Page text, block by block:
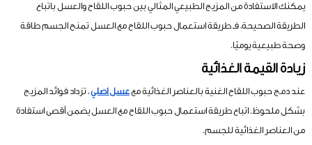
يمكنك الاستفادة من المزيج الطبيعي المثالي بين حبوب اللقاح والعسل باتباع
الطريقة الصحيحة، فـ طريقة استعمال حبوب اللقاح مع العسل تمنح الجسم طاقة
وصحة طبيعية يوميًا.
زيادة القيمة الغذائية
عند دمج حبوب اللقاح الغنية بالعناصر الغذائية مععسل اصلي، تزداد فوائد المزيج
بشكل ملحوظ. اتباع طريقة استعمال حبوب اللقاح مع العسل يضمن أقصى استفادة
من العناصر الغذائية للجسم.